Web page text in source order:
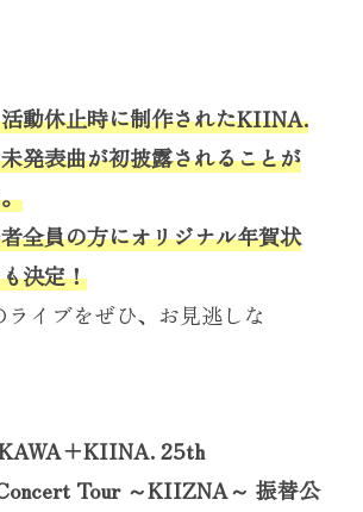
動休止時に制作されたKIINA.
発表曲が初披露されることが
全員の方にオリジナル年賀状
決定！
イブをぜひ、お見逃しな
＋KIINA. 25th
Tour ～KIIZNA～ 振替公